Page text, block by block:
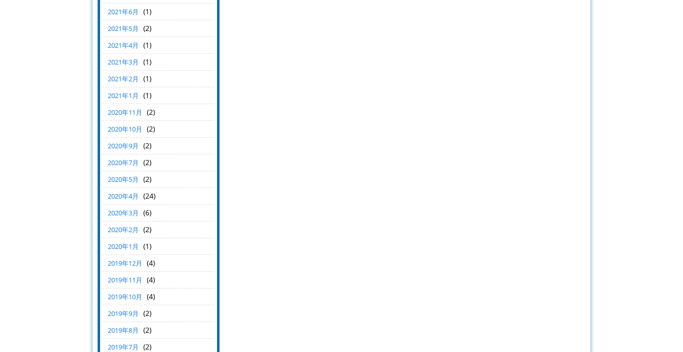
2021年6月 (1)
2021年5月 (2)
2021年4月 (1)
2021年3月 (1)
2021年2月 (1)
2021年1月 (1)
2020年11月 (2)
2020年10月 (2)
2020年9月 (2)
2020年7月 (2)
2020年5月 (2)
2020年4月 (24)
2020年3月 (6)
2020年2月 (2)
2020年1月 (1)
2019年12月 (4)
2019年11月 (4)
2019年10月 (4)
2019年9月 (2)
2019年8月 (2)
2019年7月 (2)